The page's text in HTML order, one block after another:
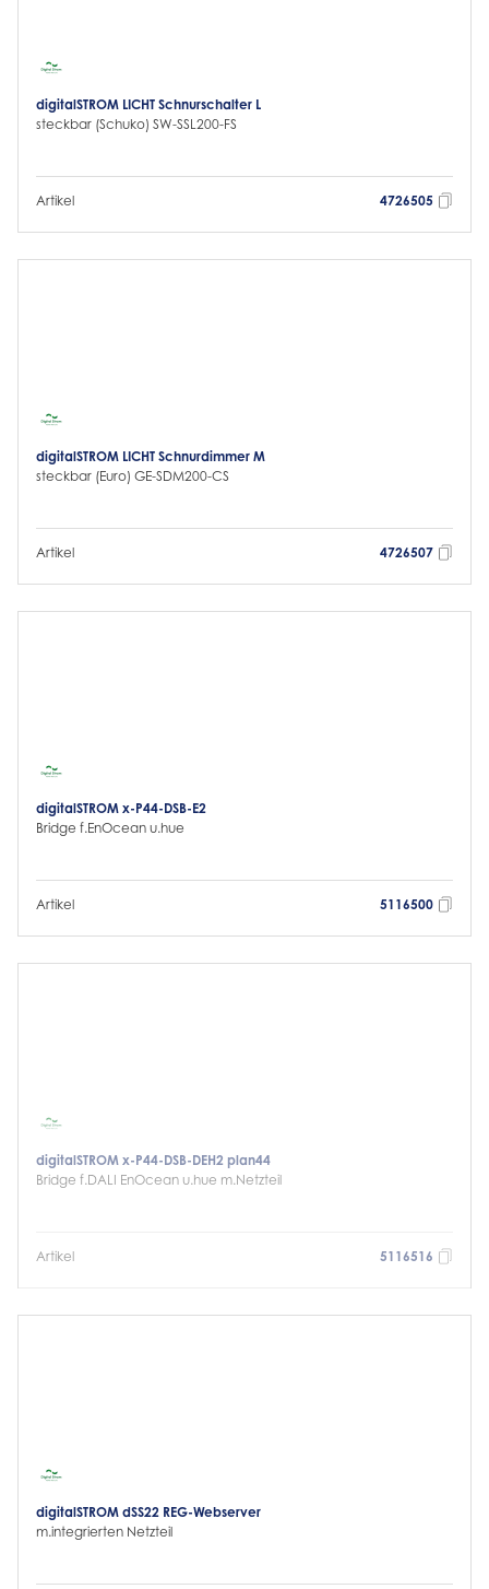
digitalSTROM LICHT Schnurschalter L
steckbar (Schuko) SW-SSL200-FS
Artikel 4726505
digitalSTROM LICHT Schnurdimmer M
steckbar (Euro) GE-SDM200-CS
Artikel 4726507
digitalSTROM x-P44-DSB-E2
Bridge f.EnOcean u.hue
Artikel 5116500
digitalSTROM x-P44-DSB-DEH2 plan44
Bridge f.DALI EnOcean u.hue m.Netzteil
Artikel 5116516
digitalSTROM dSS22 REG-Webserver
m.integrierten Netzteil